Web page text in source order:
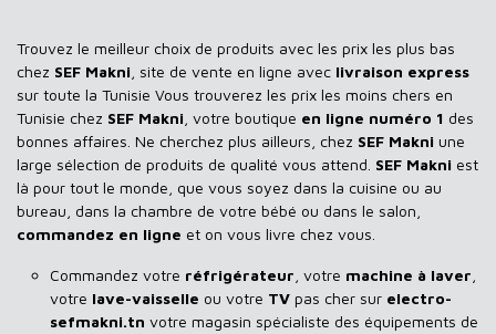
Trouvez le meilleur choix de produits avec les prix les plus bas
chez SEF Makni , site de vente en ligne avec livraison express
sur toute la Tunisie Vous trouverez les prix les moins chers en
Tunisie chez SEF Makni , votre boutique en ligne numéro 1 des
bonnes affaires. Ne cherchez plus ailleurs, chez SEF Makni une
large sélection de produits de qualité vous attend. SEF Makni est
là pour tout le monde, que vous soyez dans la cuisine ou au
bureau, dans la chambre de votre bébé ou dans le salon,
commandez en ligne et on vous livre chez vous.
Commandez votre réfrigérateur , votre machine à laver
votre lave-vaisselle ou votre TV pas cher sur electro-
sefmakni.tn votre magasin spécialiste des équipements de